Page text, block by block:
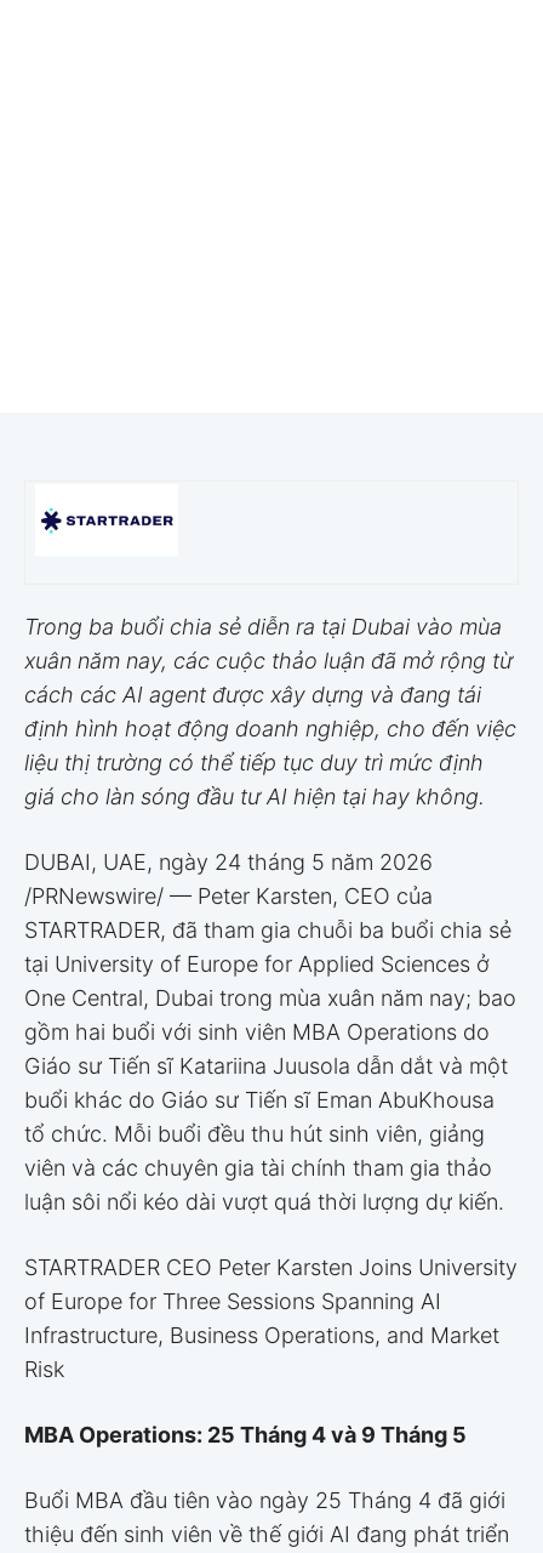
Trong ba buổi chia sẻ diễn ra tại Dubai vào mùa
xuân năm nay, các cuộc thảo luận đã mở rộng từ
cách các AI agent được xây dựng và đang tái
định hình hoạt động doanh nghiệp, cho đến việc
liệu thị trường có thể tiếp tục duy trì mức định
giá cho làn sóng đầu tư AI hiện tại hay không.
DUBAI, UAE, ngày 24 tháng 5 năm 2026
/PRNewswire/ — Peter Karsten, CEO của
STARTRADER, đã tham gia chuỗi ba buổi chia sẻ
tại University of Europe for Applied Sciences ở
One Central, Dubai trong mùa xuân năm nay; bao
gồm hai buổi với sinh viên MBA Operations do
Giáo sư Tiến sĩ Katariina Juusola dẫn dắt và một
buổi khác do Giáo sư Tiến sĩ Eman AbuKhousa
tổ chức. Mỗi buổi đều thu hút sinh viên, giảng
viên và các chuyên gia tài chính tham gia thảo
luận sôi nổi kéo dài vượt quá thời lượng dự kiến.
STARTRADER CEO Peter Karsten Joins University
of Europe for Three Sessions Spanning AI
Infrastructure, Business Operations, and Market
Risk
MBA Operations: 25 Tháng 4 và 9 Tháng 5
Buổi MBA đầu tiên vào ngày 25 Tháng 4 đã giới
thiệu đến sinh viên về thế giới AI đang phát triển